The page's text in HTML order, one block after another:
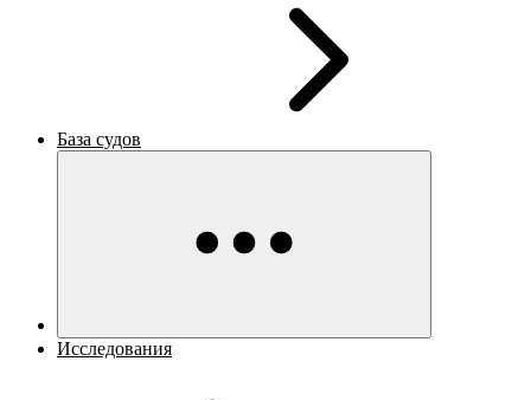
База судов
Исследования